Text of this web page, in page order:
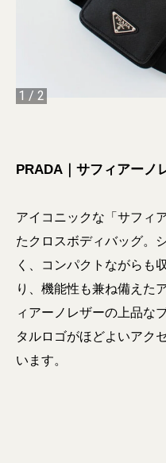
1 / 2
PRADA｜サフィアーノ
アイコニックな「サフィ
たクロスボディバッグ。
く、コンパクトながらも
り、機能性も兼ね備えた
ィアーノレザーの上品な
タルロゴがほどよいアク
います。